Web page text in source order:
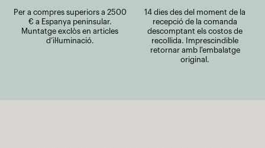
Per a compres superiors a 2500
€ a Espanya peninsular.
Muntatge exclòs en articles
d’il·luminació.
14 dies des del moment de la
recepció de la comanda
descomptant els costos de
recollida. Imprescindible
retornar amb l'embalatge
original.